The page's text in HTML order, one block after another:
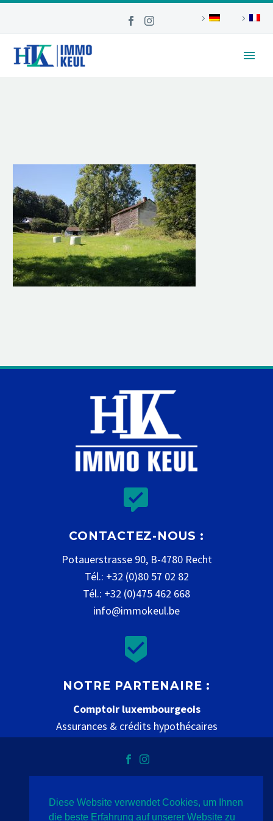


CONTACTEZ-NOUS :
Potauerstrasse 90, B-4780 Recht
Tél.: +32 (0)80 57 02 82
Tél.: +32 (0)475 462 668
info@immokeul.be


NOTRE PARTENAIRE :
Comptoir luxembourgeois
Assurances & crédits hypothécaires
Vie privée mentions légales contact
Diese Website verwendet Cookies, um Ihnen
die beste Erfahrung auf unserer Website zu